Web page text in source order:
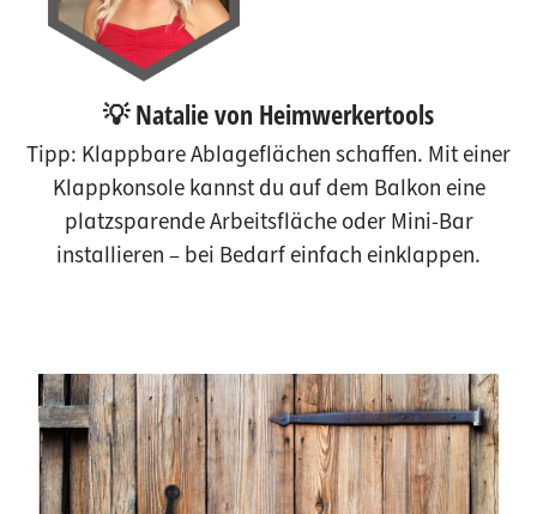
💡 Natalie von Heimwerkertools
Tipp: Klappbare Ablageflächen schaffen. Mit einer
Klappkonsole kannst du auf dem Balkon eine
platzsparende Arbeitsfläche oder Mini-Bar
installieren – bei Bedarf einfach einklappen.